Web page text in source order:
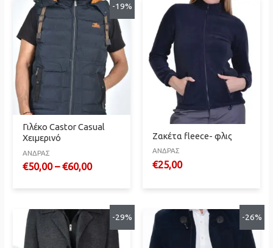
-19%
Γιλέκο Castor Casual
Χειμερινό
ΑΝΔΡΑΣ
€50,00–€60,00
Ζακέτα fleece- φλις
ΑΝΔΡΑΣ
€25,00
-29% -26%